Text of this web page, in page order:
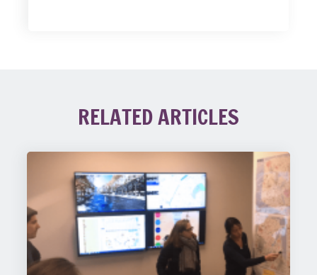
RELATED ARTICLES